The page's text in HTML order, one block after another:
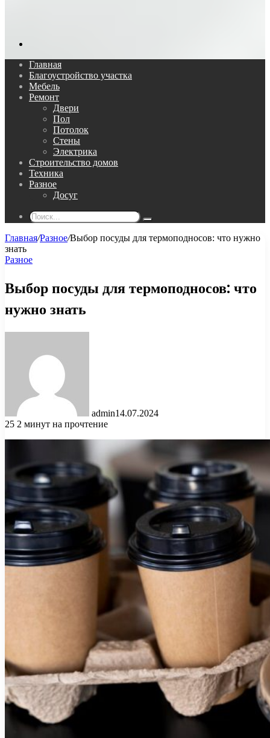
Главная
Благоустройство участка
Мебель
Ремонт
Двери
Пол
Потолок
Стены
Электрика
Строительство домов
Техника
Разное
Досуг
Поиск...
Главная/Разное/Выбор посуды для термоподносов: что нужно
знать
Разное
Выбор посуды для термоподносов: что
нужно знать
admin14.07.2024
25 2 минут на прочтение